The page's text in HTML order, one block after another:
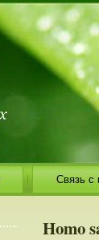
Связь с
Homo